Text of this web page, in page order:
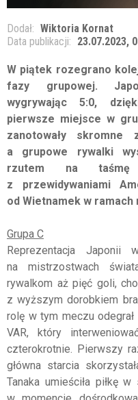
Dodał: Wiktoria Kornat
Data publikacji: 23.07.2023,
W piątek rozegrano
fazy grupowej.
wygrywając 5:0,
pierwsze miejsce w
zanotowały skromne
a grupowe rywalki
rzutem na taśmę
z przewidywaniami
od Wietnamek w ramach
Grupa C
Reprezentacja Japonii
na mistrzostwach
rywalkom aż pięć goli,
z wyższym dorobkiem
rolę w tym meczu
VAR, który
czterokrotnie. Pierwszy
główna starcia
Tanaka umieściła piłkę